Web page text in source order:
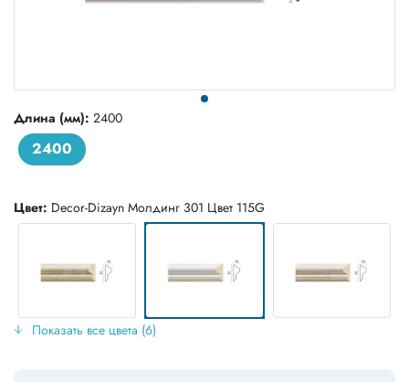
Длина (мм): 2400
2400
Цвет: Decor-Dizayn Молдинг 301 Цвет 115G
Показать все цвета (6)